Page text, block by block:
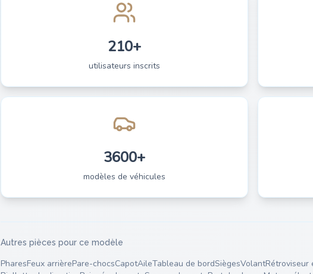
210+
utilisateurs inscrits
3600+
modèles de véhicules
Autres pièces pour ce modèle
PharesFeux arrièrePare-chocsCapotAileTableau de bordSiègesVolantRétroviseur